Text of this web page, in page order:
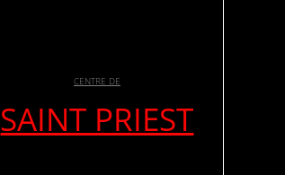
CENTRE DE
SAINT PRIEST